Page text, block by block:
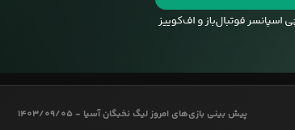
پیش بینی بازی‌های امروز لیگ نخبگان آسیا - 1403/09/05